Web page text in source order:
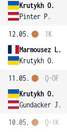
Krutykh O.
Pinter P.
12.05.
Marmousez L.
Krutykh O.
1K
11.05.
Krutykh O.
Gundacker J.
Q-OF
10.05.
Q-1K